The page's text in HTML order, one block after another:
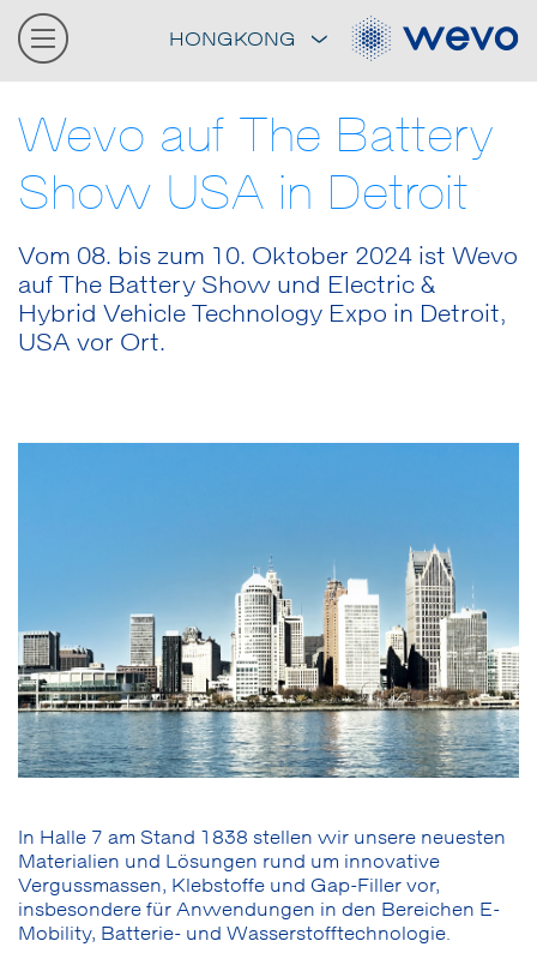
HONGKONG
Wevo auf The Battery
Show USA in Detroit
Vom 08. bis zum 10. Oktober 2024 ist Wevo
auf The Battery Show und Electric &
Hybrid Vehicle Technology Expo in Detroit,
USA vor Ort.
In Halle 7 am Stand 1838 stellen wir unsere neuesten
Materialien und Lösungen rund um innovative
Vergussmassen, Klebstoffe und Gap-Filler vor,
insbesondere für Anwendungen in den Bereichen E-
Mobility, Batterie- und Wasserstofftechnologie.